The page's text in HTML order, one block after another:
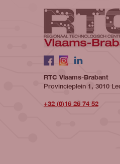
Volg ons op
Facebook
Instagram
LinkedIn
RTC Vlaams-Brabant
Provincieplein 1, 3010
+32 (0)16 26 74 52